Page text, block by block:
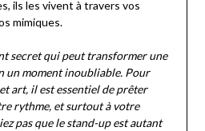
ils les vivent à travers vos
mimiques​.
secret qui peut transformer une
un moment inoubliable. Pour
art, il est essentiel de prêter
rythme, et surtout à votre
pas que le stand-up est autant